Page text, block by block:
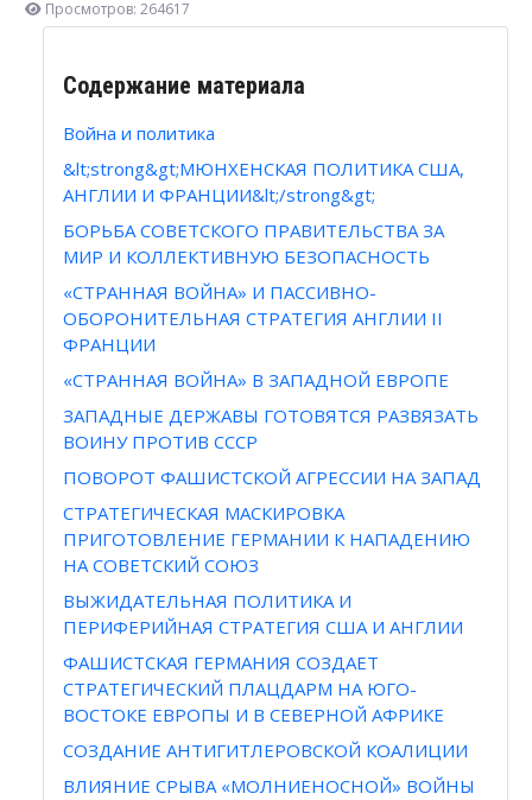
Просмотров: 264617
Содержание материала
Война и политика
&lt;strong&gt;МЮНХЕНСКАЯ ПОЛИТИКА США,
АНГЛИИ И ФРАНЦИИ&lt;/strong&gt;
БОРЬБА СОВЕТСКОГО ПРАВИТЕЛЬСТВА ЗА
МИР И КОЛЛЕКТИВНУЮ БЕЗОПАСНОСТЬ
«СТРАННАЯ ВОЙНА» И ПАССИВНО-
ОБОРОНИТЕЛЬНАЯ СТРАТЕГИЯ АНГЛИИ II
ФРАНЦИИ
«СТРАННАЯ ВОЙНА» В ЗАПАДНОЙ ЕВРОПЕ
ЗАПАДНЫЕ ДЕРЖАВЫ ГОТОВЯТСЯ РАЗВЯЗАТЬ
ВОИНУ ПРОТИВ СССР
ПОВОРОТ ФАШИСТСКОЙ АГРЕССИИ НА ЗАПАД
СТРАТЕГИЧЕСКАЯ МАСКИРОВКА
ПРИГОТОВЛЕНИЕ ГЕРМАНИИ К НАПАДЕНИЮ
НА СОВЕТСКИЙ СОЮЗ
ВЫЖИДАТЕЛЬНАЯ ПОЛИТИКА И
ПЕРИФЕРИЙНАЯ СТРАТЕГИЯ США И АНГЛИИ
ФАШИСТСКАЯ ГЕРМАНИЯ СОЗДАЕТ
СТРАТЕГИЧЕСКИЙ ПЛАЦДАРМ НА ЮГО-
ВОСТОКЕ ЕВРОПЫ И В СЕВЕРНОЙ АФРИКЕ
СОЗДАНИЕ АНТИГИТЛЕРОВСКОЙ КОАЛИЦИИ
ВЛИЯНИЕ СРЫВА «МОЛНИЕНОСНОЙ» ВОЙНЫ